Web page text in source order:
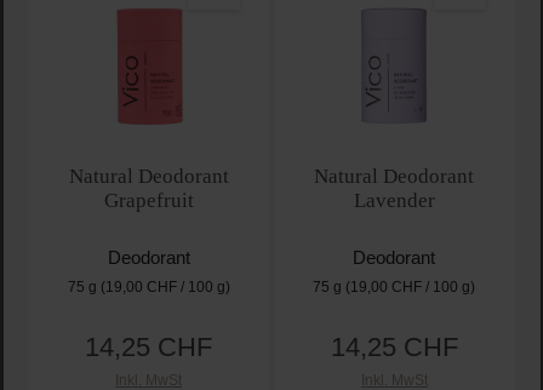
Natural Deodorant
Grapefruit
Deodorant
75 g (19,00 CHF / 100 g)
Regulärer Preis:
14,25 CHF
Inkl. MwSt
Natural Deodorant
Lavender
Deodorant
75 g (19,00 CHF / 100 g)
Regulärer Preis:
14,25 CHF
Inkl. MwSt